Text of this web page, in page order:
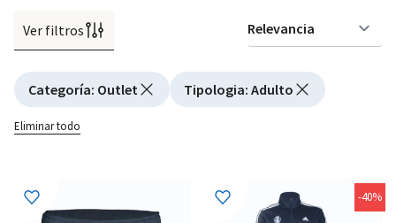
Ver filtros
Active filtering
Categoría: Outlet Tipologia: Adulto
Eliminar todo
-40%